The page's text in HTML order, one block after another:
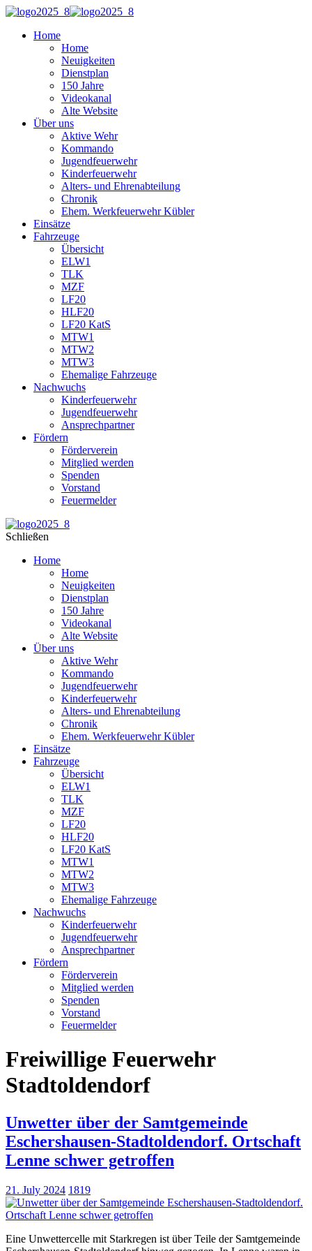
Home
Home
Neuigkeiten
Dienstplan
150 Jahre
Videokanal
Alte Website
Über uns
Aktive Wehr
Kommando
Jugendfeuerwehr
Kinderfeuerwehr
Alters- und Ehrenabteilung
Chronik
Ehem. Werkfeuerwehr Kübler
Einsätze
Fahrzeuge
Übersicht
ELW1
TLK
MZF
LF20
HLF20
LF20 KatS
MTW1
MTW2
MTW3
Ehemalige Fahrzeuge
Nachwuchs
Kinderfeuerwehr
Jugendfeuerwehr
Ansprechpartner
Fördern
Förderverein
Mitglied werden
Spenden
Vorstand
Feuermelder
Schließen
Home
Home
Neuigkeiten
Dienstplan
150 Jahre
Videokanal
Alte Website
Über uns
Aktive Wehr
Kommando
Jugendfeuerwehr
Kinderfeuerwehr
Alters- und Ehrenabteilung
Chronik
Ehem. Werkfeuerwehr Kübler
Einsätze
Fahrzeuge
Übersicht
ELW1
TLK
MZF
LF20
HLF20
LF20 KatS
MTW1
MTW2
MTW3
Ehemalige Fahrzeuge
Nachwuchs
Kinderfeuerwehr
Jugendfeuerwehr
Ansprechpartner
Fördern
Förderverein
Mitglied werden
Spenden
Vorstand
Feuermelder
Freiwillige Feuerwehr
Stadtoldendorf
Unwetter über der Samtgemeinde
Eschershausen-Stadtoldendorf. Ortschaft
Lenne schwer getroffen
21. July 2024 1819
Eine Unwettercelle mit Starkregen ist über Teile der Samtgemeinde